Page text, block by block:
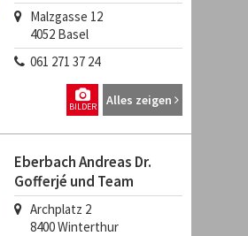
Malzgasse 12
4052 Basel
061 271 37 24
Alles zeigen
BILDER
Eberbach Andreas Dr.
Gofferjé und Team
Archplatz 2
8400Winterthur